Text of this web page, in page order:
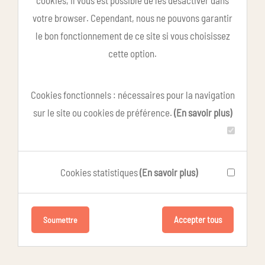
votre browser. Cependant, nous ne pouvons garantir
le bon fonctionnement de ce site si vous choisissez
cette option.
Cookies fonctionnels : nécessaires pour la navigation
sur le site ou cookies de préférence. (En savoir plus)
Cookies statistiques(En savoir plus)
Soumettre Accepter tous